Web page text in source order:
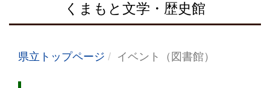
くまもと文学・歴史館
県立トップページ イベント（図書館）